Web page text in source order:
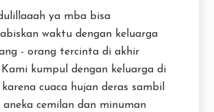
ya mba bisa
waktu dengan keluarga
- orang tercinta di akhir
kumpul dengan keluarga di
cuaca hujan deras sambil
aneka cemilan dan minuman